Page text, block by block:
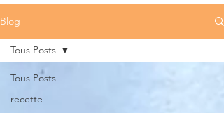
Blog
Tous Posts
recette
Tous Posts